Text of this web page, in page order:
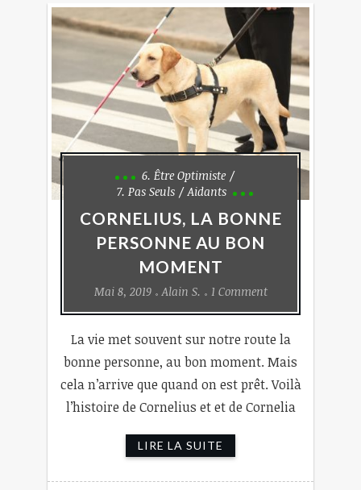
6. Être Optimiste
7. Pas Seuls
Aidants
CORNELIUS, LA BONNE
PERSONNE AU BON
MOMENT
Mai 8, 2019 Alain S. 1 Comment
La vie met souvent sur notre route la
bonne personne, au bon moment. Mais
cela n’arrive que quand on est prêt. Voilà
l’histoire de Cornelius et et de Cornelia
LIRE LA SUITE